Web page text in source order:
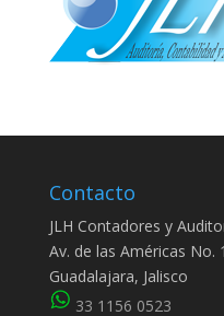
Contacto
JLH Contadores y
Av. de las Américas No.
Guadalajara, Jalisco
33 1156 0523